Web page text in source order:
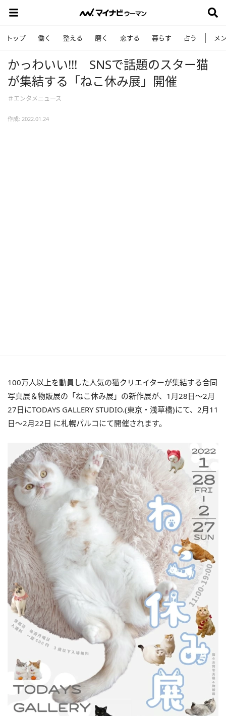
トップ 働く 整える 磨く 恋する 暮らす 占う メ
かっわいい!!! SNSで話題のスター猫
が集結する「ねこ休み展」開催
＃エンタメニュース
作成: 2022.01.24
100万人以上を動員した人気の猫クリエイターが集結する合同
写真展＆物販展の「ねこ休み展」の新作展が、1月28日～2月
27日にTODAYS GALLERY STUDIO.(東京・浅草橋)にて、2月11
日～2月22日 に札幌パルコにて開催されます。